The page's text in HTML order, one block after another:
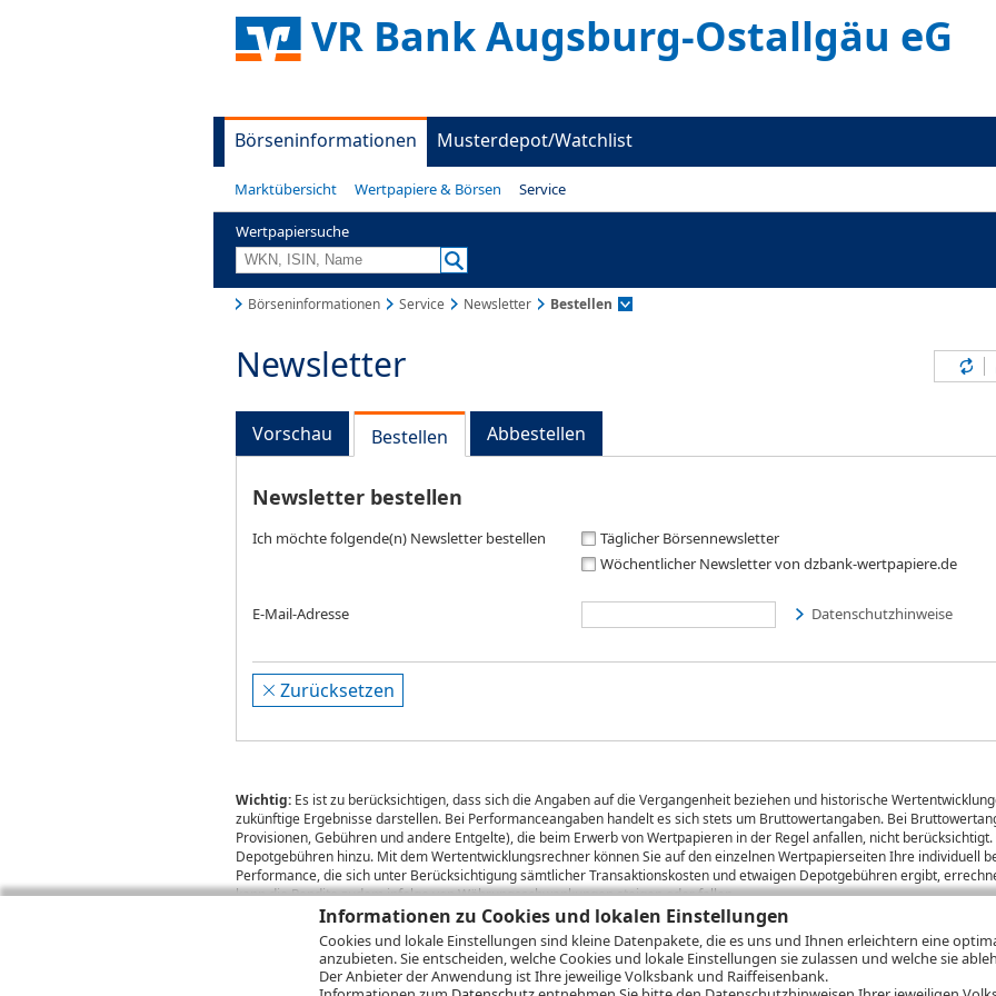
Informationen zu Cookies und lokalen Einstellungen
Cookies und lokale Einstellungen sind kleine Datenpakete, die es uns und Ihnen erleichtern eine
anzubieten. Sie entscheiden, welche Cookies und lokale Einstellungen sie zulassen und welche sie
Der Anbieter der Anwendung ist Ihre jeweilige Volksbank und Raiffeisenbank.
VR Bank Augsburg-Ostallgäu eG
Börseninformationen Musterdepot/Watchlist
Marktübersicht Wertpapiere & Börsen Service
Wertpapiersuche
Börseninformationen Service Newsletter Bestellen
Newsletter
Vorschau Bestellen Abbestellen
Newsletter bestellen
Ich möchte folgende(n) Newsletter bestellen
Täglicher Börsennewsletter
Wöchentlicher Newsletter von dzbank-wertpapiere.de
E-Mail-Adresse Datenschutzhinweise
Zurücksetzen
Wichtig: Es ist zu berücksichtigen, dass sich die Angaben auf die Vergangenheit beziehen und historische
zukünftige Ergebnisse darstellen. Bei Performanceangaben handelt es sich stets um Bruttowertangaben. Bei
Provisionen, Gebühren und andere Entgelte), die beim Erwerb von Wertpapieren in der Regel anfallen, nicht
Depotgebühren hinzu. Mit dem Wertentwicklungsrechner können Sie auf den einzelnen Wertpapierseiten Ihre individuell
Performance, die sich unter Berücksichtigung sämtlicher Transaktionskosten und etwaigen Depotgebühren ergibt,
kann die Rendite zudem infolge von Währungsschwankungen steigen oder fallen.
DZ BANK AGBitte beachten Sie dieNutzungsbedingungen Datenschutz
Hilfe
2026 Infront Financial Technology GmbH